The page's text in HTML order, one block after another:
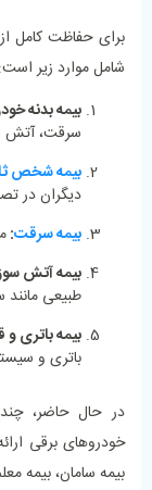
برای حفاظت کامل
شامل موارد زیر است:
بیمه بدنه
سرقت، آتش‌
بیمه شخص
دیگران در
بیمه سرقت:
بیمه آتش
طبیعی
بیمه باتری
باتری و
در حال حاضر،
خودروهای برقی
بیمه سامان، بیمه